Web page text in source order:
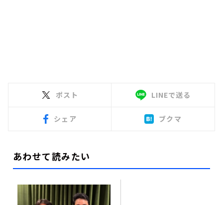
ポスト LINEで送る
シェア ブクマ
あわせて読みたい